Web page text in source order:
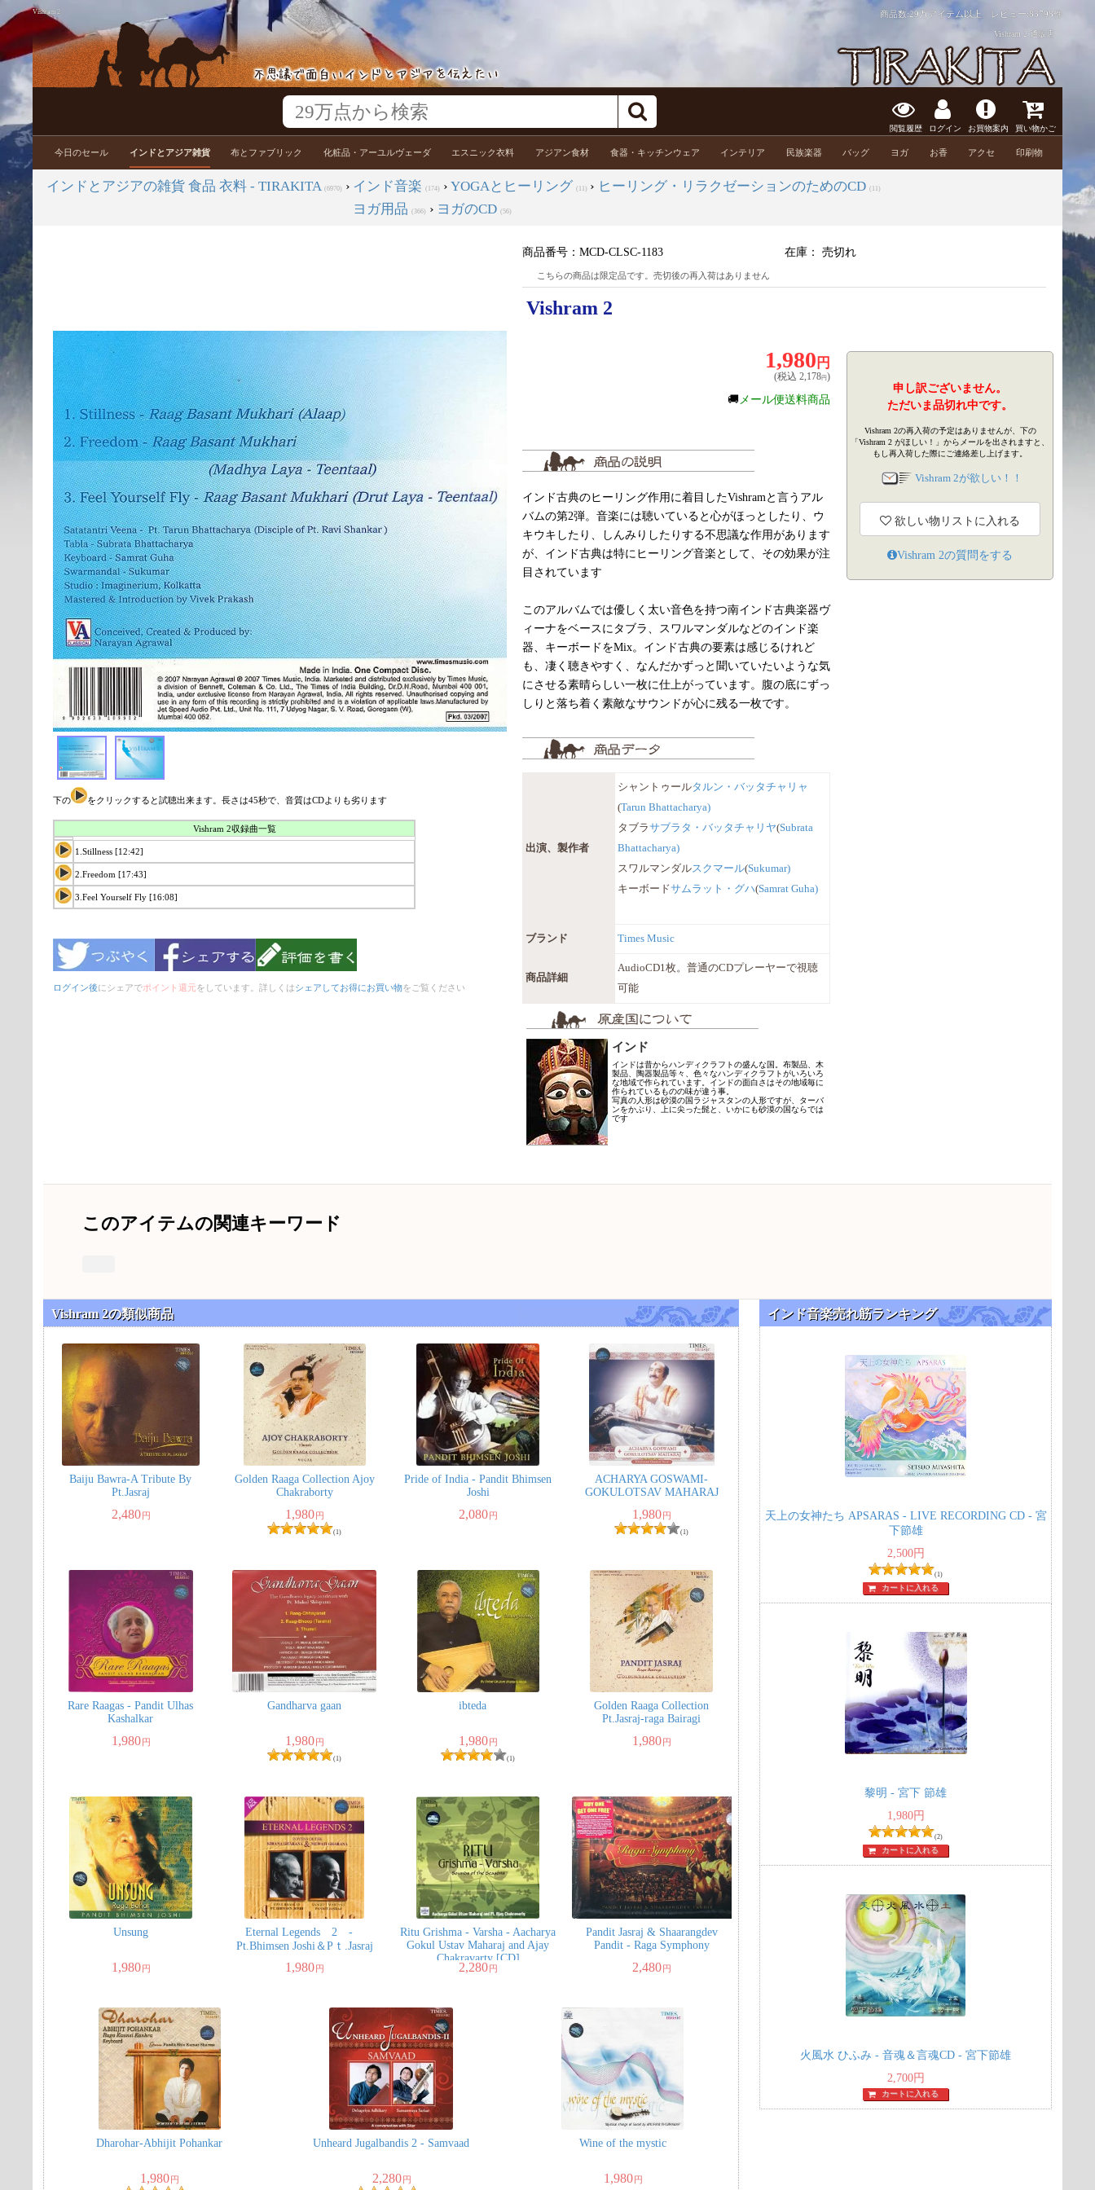
Vishram 2 商品数:29万アイテム以上 レビュー:83798件
Vishram 2 通販店
閲覧履歴 ログイン お買物案内 買い物かご
今日のセール インドとアジア雑貨 布とファブリック 化粧品・アーユルヴェーダ エスニック衣料 アジアン食材 食器・キッチンウェア インテリア 民族楽器 バッグ ヨガ お香 アクセ 印刷物
インドとアジアの雑貨 食品 衣料 - TIRAKITA (6970) › インド音楽 (174) › YOGAとヒーリング (11) › ヒーリング・リラクゼーションのためのCD (11)
ヨガ用品 (366) › ヨガのCD (56)
下の をクリックすると試聴出来ます。長さは45秒で、音質はCDよりも劣ります
Vishram 2収録曲一覧
1.Stillness [12:42]
2.Freedom [17:43]
3.Feel Yourself Fly [16:08]
ログイン後にシェアでポイント還元をしています。詳しくはシェアしてお得にお買い物をご覧ください
商品番号：MCD-CLSC-1183 在庫： 売切れ
こちらの商品は限定品です。売切後の再入荷はありません
Vishram 2
1,980 円
(税込2,178円)
🚚メール便送料商品
インド古典のヒーリング作用に着目したVishramと言うアル
バムの第2弾。音楽には聴いていると心がほっとしたり、ウ
キウキしたり、しんみりしたりする不思議な作用があります
が、インド古典は特にヒーリング音楽として、その効果が注
目されています
このアルバムでは優しく太い音色を持つ南インド古典楽器ヴ
ィーナをベースにタブラ、スワルマンダルなどのインド楽
器、キーボードをMix。インド古典の要素は感じるけれど
も、凄く聴きやすく、なんだかずっと聞いていたいような気
にさせる素晴らしい一枚に仕上がっています。腹の底にずっ
しりと落ち着く素敵なサウンドが心に残る一枚です。
出演、製作者
シャントゥールタルン・バッタチャリャ
(Tarun Bhattacharya)
タブラサブラタ・バッタチャリヤ(Subrata
Bhattacharya)
スワルマンダルスクマール(Sukumar)
キーボードサムラット・グハ(Samrat Guha)
ブランド Times Music
商品詳細
AudioCD1枚。普通のCDプレーヤーで視聴
可能
インド
インドは昔からハンディクラフトの盛んな国。布製品、木
製品、陶器製品等々、色々なハンディクラフトがいろいろ
な地域で作られています。インドの面白さはその地域毎に
作られているものの味が違う事。
写真の人形は砂漠の国ラジャスタンの人形ですが、ターバ
ンをかぶり、上に尖った髭と、いかにも砂漠の国ならでは
です
申し訳ございません。
ただいま品切れ中です。
Vishram 2の再入荷の予定はありませんが、下の
「Vishram 2 がほしい！」からメールを出されますと、
もし再入荷した際にご連絡差し上げます。
Vishram 2が欲しい！！
欲しい物リストに入れる
Vishram 2の質問をする
このアイテムの関連キーワード
Vishram 2の類似商品
Baiju Bawra-A Tribute By
Pt.Jasraj
2,480円
Golden Raaga Collection Ajoy
Chakraborty
1,980円
(1)
Pride of India - Pandit Bhimsen
Joshi
2,080円
ACHARYA GOSWAMI-
GOKULOTSAV MAHARAJ
1,980円
(1)
Rare Raagas - Pandit Ulhas
Kashalkar
1,980円
Gandharva gaan
1,980円
(1)
ibteda
1,980円
(1)
Golden Raaga Collection
Pt.Jasraj-raga Bairagi
1,980円
Unsung
1,980円
Eternal Legends 2 -
Pt.Bhimsen Joshi＆Pｔ.Jasraj
1,980円
Ritu Grishma - Varsha - Aacharya
Gokul Ustav Maharaj and Ajay
Chakravarty [CD]
2,280円
Pandit Jasraj & Shaarangdev
Pandit - Raga Symphony
2,480円
Dharohar-Abhijit Pohankar
1,980円
Unheard Jugalbandis 2 - Samvaad
2,280 円
Wine of the mystic
1,980円
インド音楽売れ筋ランキング
天上の女神たち APSARAS - LIVE RECORDING CD - 宮
下節雄
2,500円
(1)
カートに入れる
黎明 - 宮下 節雄
1,980円
(2)
カートに入れる
火風水 ひふみ - 音魂＆言魂CD - 宮下節雄
2,700円
カートに入れる